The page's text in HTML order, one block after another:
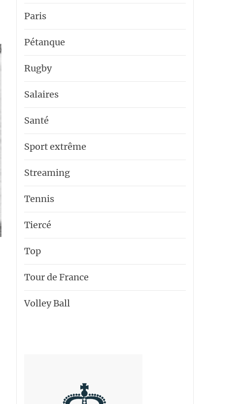
Paris
Pétanque
Rugby
Salaires
Santé
Sport extrême
Streaming
Tennis
Tiercé
Top
Tour de France
Volley Ball